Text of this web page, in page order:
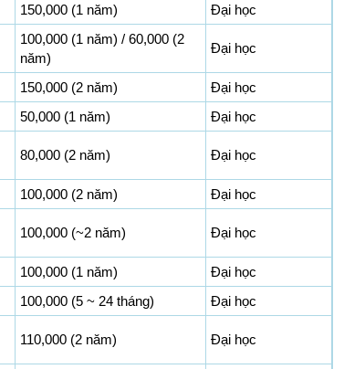
150,000 (1 năm) Đại học
100,000 (1 năm) / 60,000 (2
năm)
Đại học
150,000 (2 năm)
Đại học
50,000 (1 năm)
Đại học
80,000 (2 năm) Đại học
100,000 (2 năm)
Đại học
100,000 (~2 năm) Đại học
100,000 (1 năm)
Đại học
100,000 (5 ~ 24 tháng)
Đại học
110,000 (2 năm) Đại học